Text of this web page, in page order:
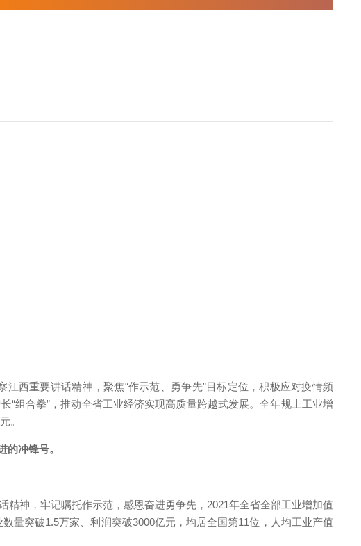
西重要讲话精神，聚焦“作示范、勇争先”目标定位，积极应对疫情频
组合拳”，推动全省工业经济实现高质量跨越式发展。全年规上工业增
。
冲锋号。
神，牢记嘱托作示范，感恩奋进勇争先，2021年全省全部工业增加值
量突破1.5万家、利润突破3000亿元，均居全国第11位，人均工业产值